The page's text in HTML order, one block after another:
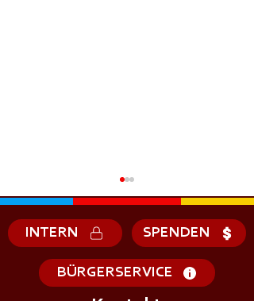
INTERN SPENDEN
BÜRGERSERVICE